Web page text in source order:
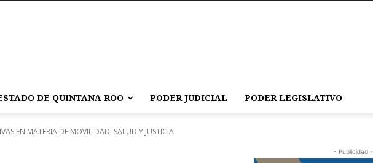
DE QUINTANA ROO PODER JUDICIAL PODER LEGISLATIVO
EN MATERIA DE MOVILIDAD, SALUD Y JUSTICIA
- Publicidad -